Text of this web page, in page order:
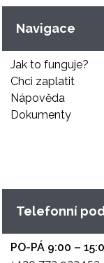
Navigace
Jak to funguje?
Chci zaplatit
Nápověda
Dokumenty
Telefonní
PO-PÁ 9:00 –